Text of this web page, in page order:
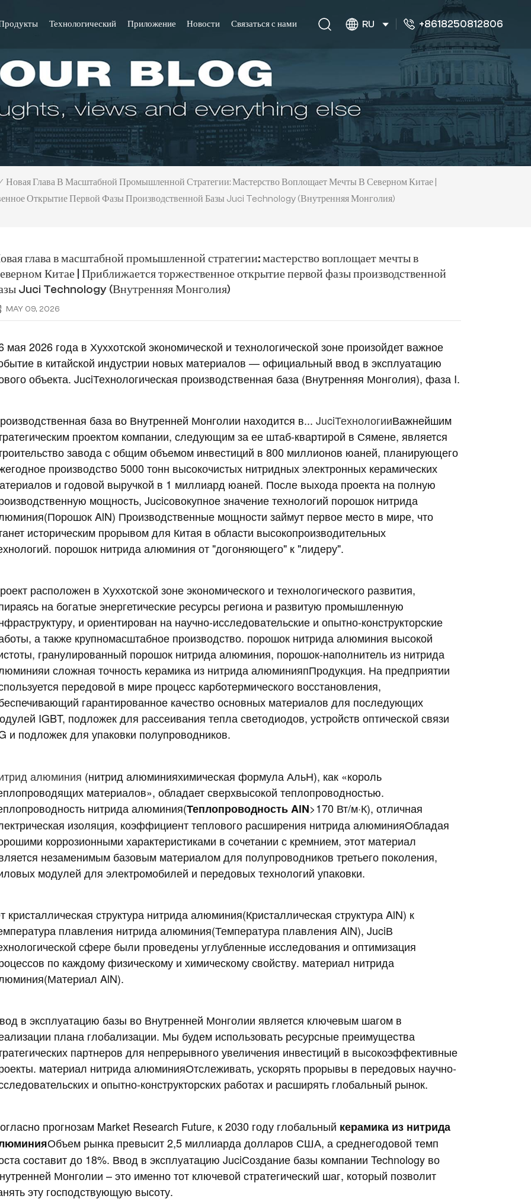
Технологический Приложение Новости Связаться с нами RU +8618250812806
Новая Глава В Масштабной Промышленной Стратегии: Мастерство Воплощает Мечты В Северном Китае |
Открытие Первой Фазы Производственной Базы Juci Technology (Внутренняя Монголия)
глава в масштабной промышленной стратегии: мастерство воплощает мечты в
Китае | Приближается торжественное открытие первой фазы производственной
Juci Technology (Внутренняя Монголия)
MAY 09, 2026
мая 2026 года в Хуххотской экономической и технологической зоне произойдет важное
в китайской индустрии новых материалов — официальный ввод в эксплуатацию
объекта.JuciТехнологическая производственная база (Внутренняя Монголия), фаза I.
база во Внутренней Монголии находится в...JuciТехнологииВажнейшим
проектом компании, следующим за ее штаб-квартирой в Сямене, является
завода с общим объемом инвестиций в 800 миллионов юаней, планирующего
производство 5000 тонн высокочистых нитридных электронных керамических
и годовой выручкой в ​​1 миллиард юаней. После выхода проекта на полную
мощность,Juciсовокупное значение технологий порошок нитрида
(Порошок AlN) Производственные мощности займут первое место в мире, что
историческим прорывом для Китая в области высокопроизводительных
порошок нитрида алюминия от "догоняющего" к "лидеру".
расположен в Хуххотской зоне экономического и технологического развития,
на богатые энергетические ресурсы региона и развитую промышленную
и ориентирован на научно-исследовательские и опытно-конструкторские
а также крупномасштабное производство. порошок нитрида алюминия высокой
, гранулированный порошок нитрида алюминия, порошок-наполнитель из нитрида
и сложная точность керамика из нитрида алюминияпПродукция. На предприятии
передовой в мире процесс карботермического восстановления,
гарантированное качество основных материалов для последующих
IGBT, подложек для рассеивания тепла светодиодов, устройств оптической связи
и подложек для упаковки полупроводников.
алюминия (нитрид алюминияхимическая формулаАльН), как «король
материалов», обладает сверхвысокой теплопроводностью.
нитрида алюминия(Теплопроводность AlN>170 Вт/м·К), отличная
изоляция, коэффициент теплового расширения нитрида алюминияОбладая
коррозионными характеристиками в сочетании с кремнием, этот материал
незаменимым базовым материалом для полупроводников третьего поколения,
модулей для электромобилей и передовых технологий упаковки.
кристаллическая структура нитрида алюминия(Кристаллическая структура AlN) к
плавления нитрида алюминия(Температура плавления AlN),JuciВ
сфере были проведены углубленные исследования и оптимизация
по каждому физическому и химическому свойству. материал нитрида
(Материал AlN).
в эксплуатацию базы во Внутренней Монголии является ключевым шагом в
плана глобализации. Мы будем использовать ресурсные преимущества
партнеров для непрерывного увеличения инвестиций в высокоэффективные
материал нитрида алюминияОтслеживать, ускорять прорывы в передовых научно-
и опытно-конструкторских работах и ​​расширять глобальный рынок.
прогнозам Market Research Future, к 2030 году глобальный керамика из нитрида
Объем рынка превысит 2,5 миллиарда долларов США, а среднегодовой темп
составит до 18%. Ввод в эксплуатациюJuciСоздание базы компании Technology во
Монголии – это именно тот ключевой стратегический шаг, который позволит
эту господствующую высоту.